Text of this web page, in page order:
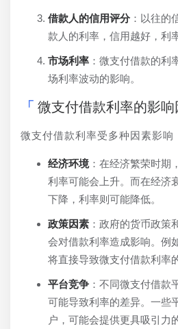
借款人的信用评分：以往的
款人的利率，信用越好，利
市场利率 ：微支付借款的利
场利率波动的影响。
微支付借款利率的影响
微支付借款利率受多种因素影响
经济环境：在经济繁荣时期
利率可能会上升。而在经济
下降，利率则可能降低。
政策因素 ：政府的货币政策
会对借款利率造成影响。例
将直接导致微支付借款利率
平台竞争 ：不同微支付借款
可能导致利率的差异。一些
户，可能会提供更具吸引力